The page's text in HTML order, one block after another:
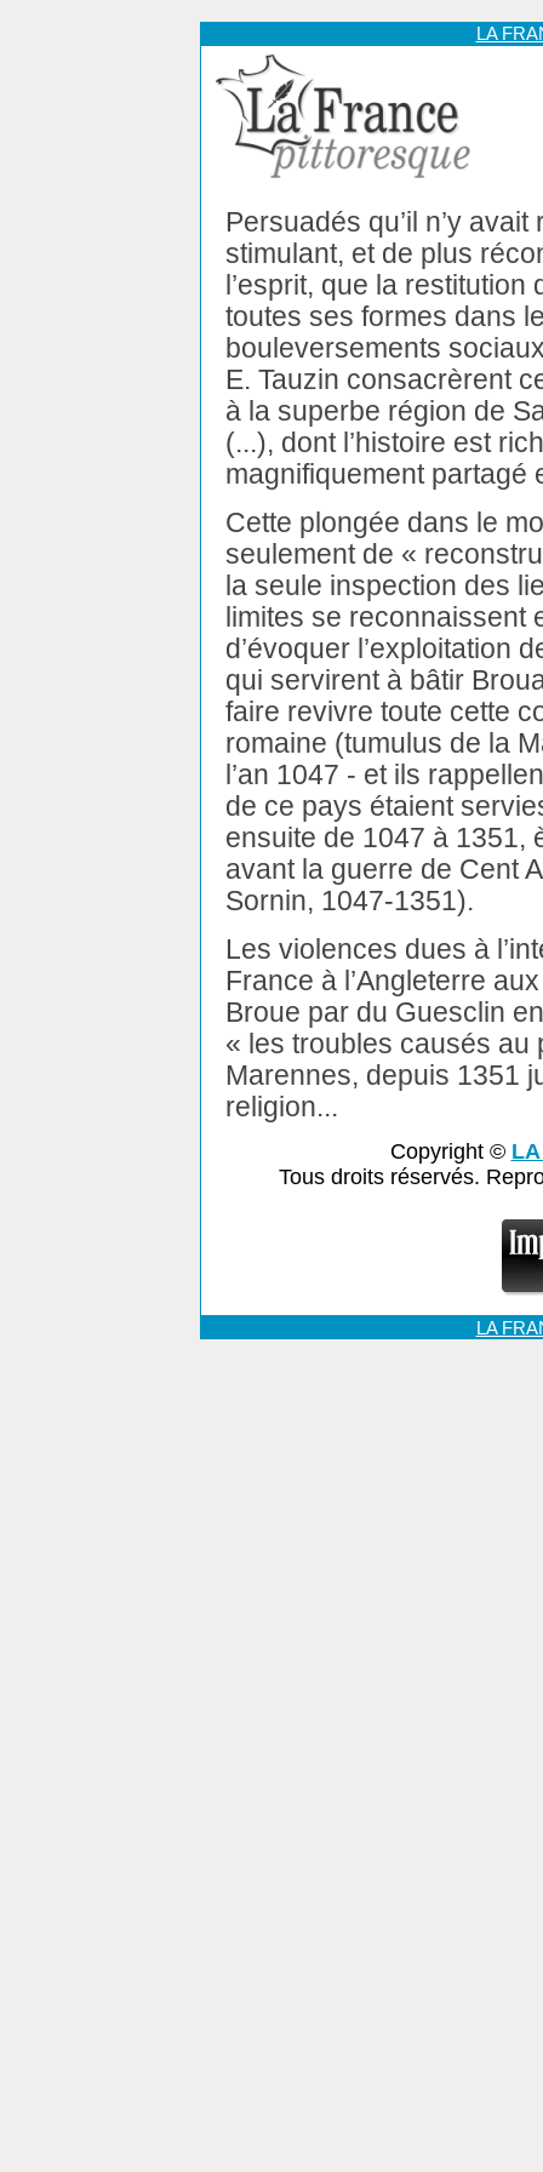
LA
Persuadés qu’il n’y
stimulant, et de plus
l’esprit, que la restitution
toutes ses formes dans
bouleversements
E. Tauzin consacrèrent
à la superbe région de
(...), dont l’histoire est
magnifiquement partagé
Cette plongée dans le
seulement de «
la seule inspection des
limites se reconnaissent
d’évoquer l’exploitation
qui servirent à bâtir
faire revivre toute cette
romaine (tumulus de la
l’an 1047 - et ils
de ce pays étaient
ensuite de 1047 à 1351,
avant la guerre de Cent
Sornin, 1047-1351).
Les violences dues à
France à l’Angleterre
Broue par du Guesclin
« les troubles causés
Marennes, depuis 1351
religion...
Copyright ©
Tous droits réservés.
LA